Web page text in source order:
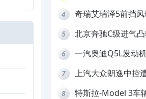
4
奇瑞艾瑞泽5前挡
5
北京奔驰C级进气
6
一汽奥迪Q5L发动
7
上汽大众朗逸中控
8 特斯拉-Model 3车